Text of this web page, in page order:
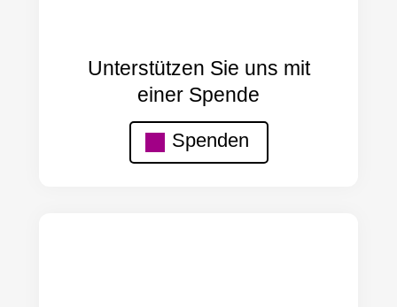
Unterstützen Sie uns mit
einer Spende
Spenden